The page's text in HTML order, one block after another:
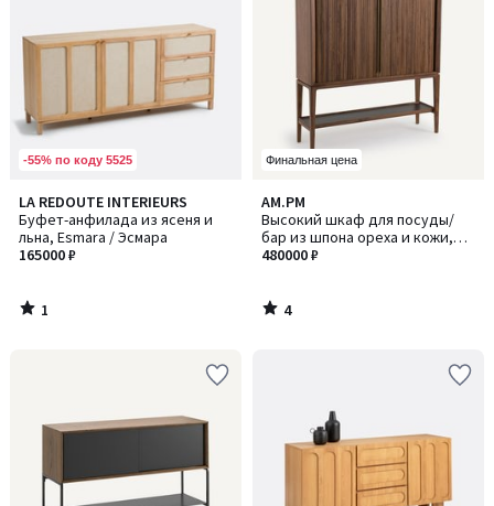
-55% по коду 5525
LA REDOUTE INTERIEURS
Буфет-анфилада из ясеня и
льна, Esmara / Эсмара
165000 ₽
1
/
5
1
/
Финальная цена
AM.PM
Высокий шкаф для посуды/
бар из шпона ореха и кожи,
Liamca / Лиамка
480000 ₽
4
/
5
4
/